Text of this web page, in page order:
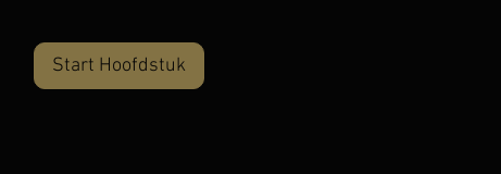
Start Hoofdstuk